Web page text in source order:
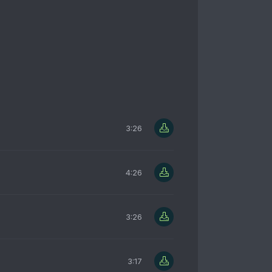
3:26
4:26
3:26
3:17